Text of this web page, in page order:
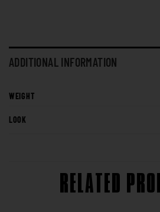
ADDITIONAL INFORMATION
WEIGHT
LOOK
RELATED